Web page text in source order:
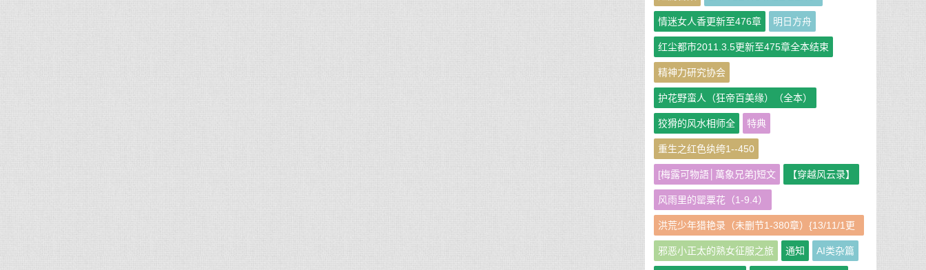
情迷女人香更新至476章 明日方舟
红尘都市2011.3.5更新至475章全本结束
精神力研究协会
护花野蛮人（狂帝百美缘）（全本）
狡猾的风水相师全 特典
重生之红色纨绔1--450
[梅露可物語│萬象兄弟]短文 【穿越风云录】
风雨里的罂粟花（1-9.4）
洪荒少年猎艳录（未删节1-380章）{13/11/1更
新}
邪恶小正太的熟女征服之旅 通知 AI类杂篇